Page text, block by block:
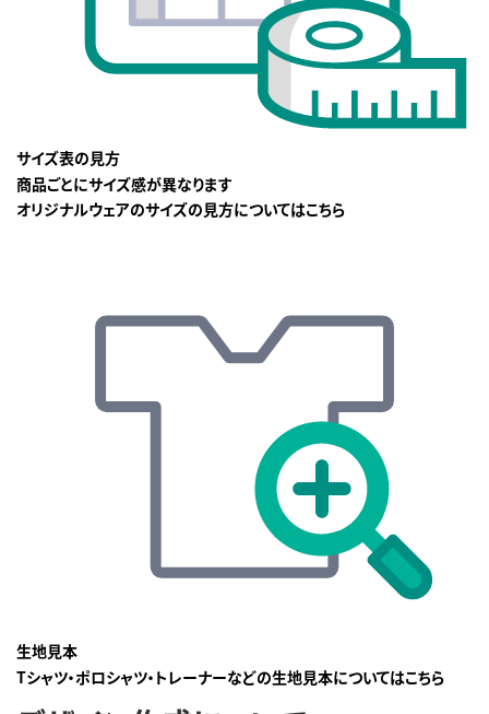
サイズ表の見方
商品ごとにサイズ感が異なります
オリジナルウェアのサイズの見方についてはこちら
生地見本
Tシャツ・ポロシャツ・トレーナーなどの生地見本についてはこちら